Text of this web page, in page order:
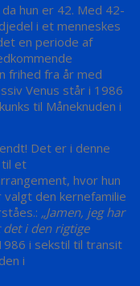
hun er 42. Med 42-
i et menneskes
en periode af
frihed fra år med
Venus står i 1986
til Måneknuden i
Det er i denne
til et
hvor hun
den kernefamilie
„Jamen, jeg har
i den rigtige
i sekstil til transit
i